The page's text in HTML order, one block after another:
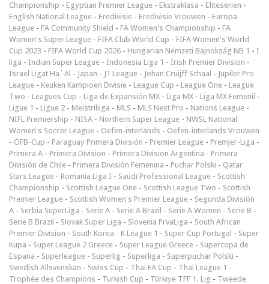
Championship - Egyptian Premier League - Ekstraklasa - Eliteserien -
English National League - Eredivisie - Eredivisie Vrouwen - Europa
League - FA Community Shield - FA Women's Championship - FA
Women's Super League - FIFA Club World Cup - FIFA Women's World
Cup 2023 - FIFA World Cup 2026 - Hungarian Nemzeti Bajnokság NB 1 - I
liga - Indian Super League - Indonesia Liga 1 - Irish Premier Division -
Israel Ligat Ha`Al - Japan - J1 League - Johan Cruijff Schaal - Jupiler Pro
League - Keuken Kampioen Divisie - League Cup - League One - League
Two - Leagues Cup - Liga de Expansión MX - Liga MX - Liga MX Femenil -
Ligue 1 - Ligue 2 - Meistriliiga - MLS - MLS Next Pro - Nations League -
NIFL Premiership - NISA - Northern Super League - NWSL National
Women's Soccer League - Oefen-interlands - Oefen-interlands Vrouwen
- ÖFB-Cup - Paraguay Primera División - Premier League - Premjer-Liga -
Primera A - Primera Division - Primera Division Argentina - Primera
División de Chile - Primera División Femenina - Puchar Polski - Qatar
Stars League - Romania Liga I - Saudi Professional League - Scottish
Championship - Scottish League One - Scottish League Two - Scottish
Premier League - Scottish Women's Premier League - Segunda División
A - Serbia SuperLiga - Serie A - Serie A Brazil - Serie A Women - Serie B -
Serie B Brazil - Slovak Super Liga - Slovenia PrvaLiga - South African
Premier Division - South Korea - K League 1 - Super Cup Portugal - Süper
Kupa - Super League 2 Greece - Super League Greece - Supercopa de
Espana - Superleague - Superlig - Superliga - Superpuchar Polski -
Swedish Allsvenskan - Swiss Cup - Thai FA Cup - Thai League 1 -
Trophée des Champions - Turkish Cup - Türkiye TFF 1. Lig - Tweede